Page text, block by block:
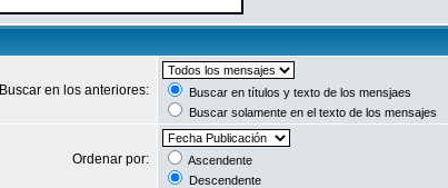
Buscar en los anteriores:
Buscar en títulos y texto de los mensjaes
Buscar solamente en el texto de los mensajes
Ordenar por:
Ascendente
Descendente